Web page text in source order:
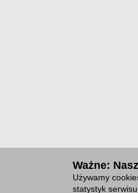
Ważne:
Używamy
statystyk